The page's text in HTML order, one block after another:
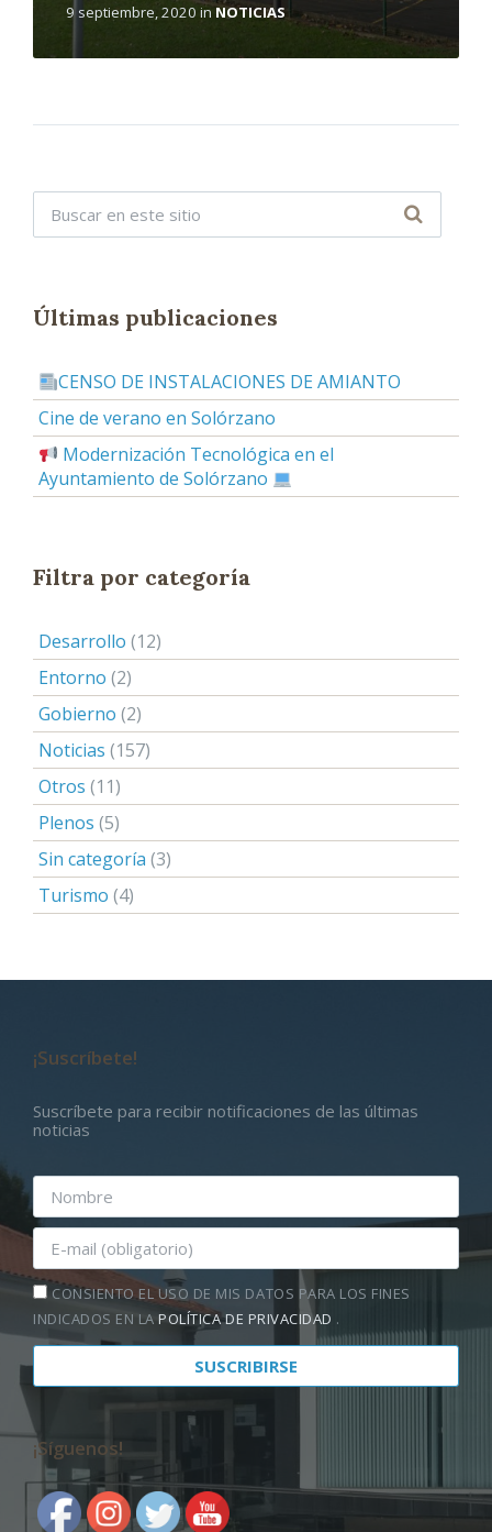
9 septiembre, 2020 in NOTICIAS
Últimas publicaciones
CENSO DE INSTALACIONES DE AMIANTO
Cine de verano en Solórzano
Modernización Tecnológica en el
Ayuntamiento de Solórzano
Filtra por categoría
Desarrollo (12)
Entorno (2)
Gobierno (2)
Noticias (157)
Otros (11)
Plenos (5)
Sin categoría (3)
Turismo (4)
¡Suscríbete!
Suscríbete para recibir notificaciones de las últimas
noticias
CONSIENTO EL USO DE MIS DATOS PARA LOS FINES
INDICADOS EN LAPOLÍTICA DE PRIVACIDAD .
¡Síguenos!